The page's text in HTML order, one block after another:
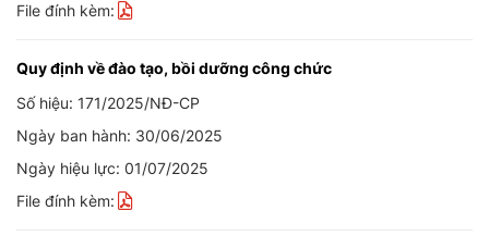
File đính kèm:
Quy định về đào tạo, bồi dưỡng công chức
Số hiệu: 171/2025/NĐ-CP
Ngày ban hành: 30/06/2025
Ngày hiệu lực: 01/07/2025
File đính kèm: